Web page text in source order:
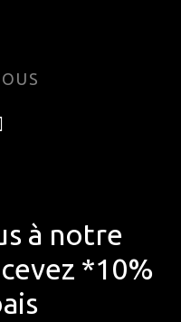
à notre
*10%